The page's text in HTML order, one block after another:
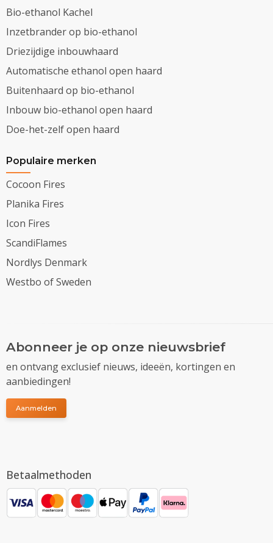
Bio-ethanol Kachel
Inzetbrander op bio-ethanol
Driezijdige inbouwhaard
Automatische ethanol open haard
Buitenhaard op bio-ethanol
Inbouw bio-ethanol open haard
Doe-het-zelf open haard
Populaire merken
Cocoon Fires
Planika Fires
Icon Fires
ScandiFlames
Nordlys Denmark
Westbo of Sweden
Abonneer je op onze nieuwsbrief
en ontvang exclusief nieuws, ideeën, kortingen en
aanbiedingen!
Aanmelden
Betaalmethoden